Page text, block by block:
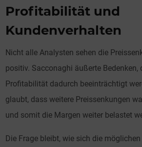
Profitabilität und
Kundenverhalten
Nicht alle Analysten sehen die
positiv. Sacconaghi äußerte Bedenken,
Profitabilität dadurch beeinträchtigt
glaubt, dass weitere Preissenkungen
und somit die Margen weiter belastet
Die Frage bleibt, wie sich die